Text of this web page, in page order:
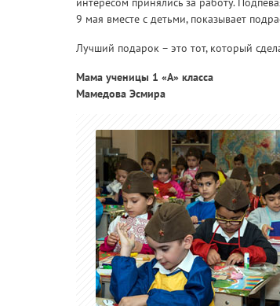
9 мая вместе с детьми, показывает
Лучший подарок – это тот, который
Мама ученицы 1 «А» класса
Мамедова Эсмира